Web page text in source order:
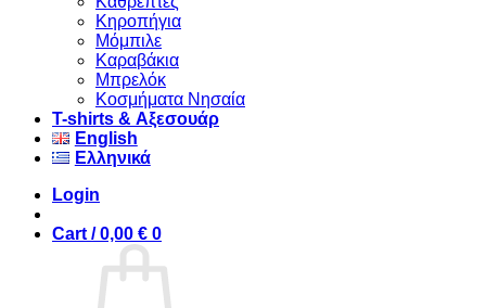
Κηροπήγια
Μόμπιλε
Καραβάκια
Μπρελόκ
Κοσμήματα Νησαία
Τ-shirts & Αξεσουάρ
English
Ελληνικά
Login
Cart /0,00 € 0